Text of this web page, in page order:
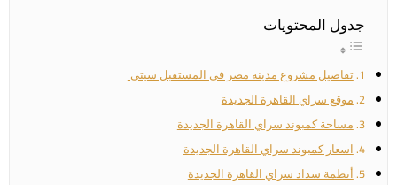
جدول المحتويات
تفاصيل مشروع مدينة مصر في المستقبل سيتي
موقع سراي القاهرة الجديدة
مساحة كمبوند سراي القاهرة الجديدة
اسعار كمبوند سراي القاهرة الجديدة
أنظمة سداد سراي القاهرة الجديدة